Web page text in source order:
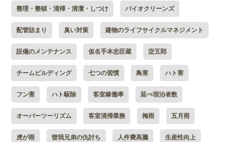
整理・整頓・清掃・清潔・しつけ バイオクリーンズ
配管詰まり 臭い対策 建物のライフサイクルマネジメント
設備のメンテナンス 仮名手本忠臣蔵 淀五郎
チームビルディング 七つの習慣 鳥害 ハト害
フン害 ハト駆除 客室稼働率 延べ宿泊者数
オーバーツーリズム 客室清掃業務 梅雨 五月雨
虎が雨 曽我兄弟の仇討ち 人件費高騰 生産性向上